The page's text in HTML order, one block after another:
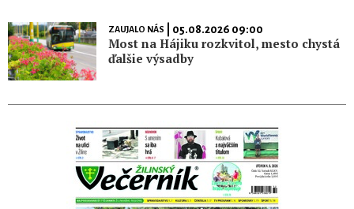
ZAUJALO NÁS | 05.08.2026 09:00
Most na Hájiku rozkvitol, mesto chystá
ďalšie výsadby